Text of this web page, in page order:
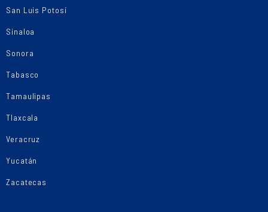
San Luis Potosí
Sinaloa
Sonora
Tabasco
Tamaulipas
Tlaxcala
Veracruz
Yucatán
Zacatecas